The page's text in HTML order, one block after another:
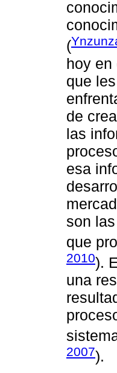
(
hoy en
que
de
las
esa
son
que
2010).
una
2007).